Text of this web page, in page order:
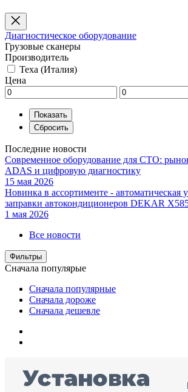
Диагностическое оборудование
Грузовые сканеры
Производитель
Texa (Италия)
Цена
Последние новости
Современное оборудование для СТО:
ADAS и цифровую диагностику
15 мая 2026
Новинка в ассортименте - автоматическая
заправки автокондиционеров DEKAR
1 мая 2026
Все новости
Фильтры
Сначала популярые
Сначала популярные
Сначала дороже
Сначала дешевле